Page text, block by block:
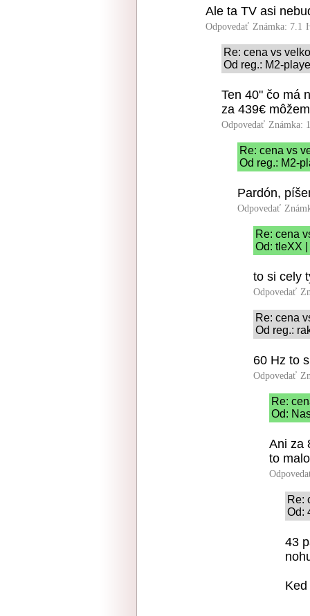
Ale ta TV asi
Odpovedať Známka: 7.1
Re: cena vs
Od reg.: M2-
Ten 40" čo má
za 439€
Odpovedať Známka:
Re: cena vs
Od reg.: M2-
Pardón,
Odpovedať
Re: cena
Od: tleXX
to si cely
Odpovedať
Re: cena
Od reg.:
60 Hz to
Odpovedať
Re:
Od:
Ani za
to
Re:
Od:
43